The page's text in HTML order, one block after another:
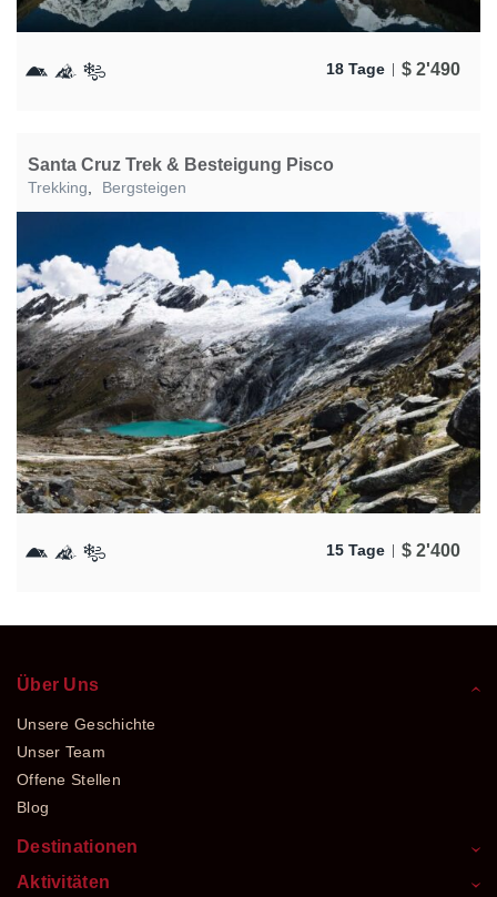
18 Tage $ 2'490
Santa Cruz Trek & Besteigung Pisco
Trekking Bergsteigen
15 Tage $ 2'400
Über Uns
Unsere Geschichte
Unser Team
Offene Stellen
Blog
Destinationen
Aktivitäten